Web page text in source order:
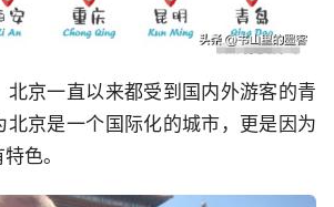
北京一直以来都受到国内外游客的青
北京是一个国际化的城市，更是因为
色。